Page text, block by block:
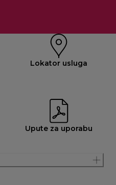
Lokator usluga
Upute za uporabu